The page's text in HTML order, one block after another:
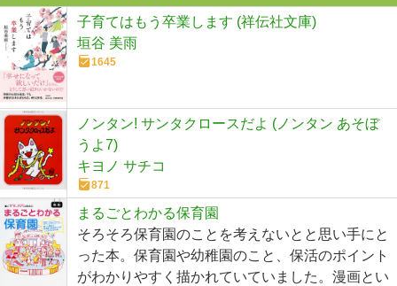
子育てはもう卒業します (祥伝社文庫)
垣谷 美雨
1645
ノンタン! サンタクロースだよ (ノンタン あそぼ
うよ7)
キヨノ サチコ
871
まるごとわかる保育園
そろそろ保育園のことを考えないとと思い手にと
った本。保育園や幼稚園のこと、保活のポイント
がわかりやすく描かれていていました。漫画とい